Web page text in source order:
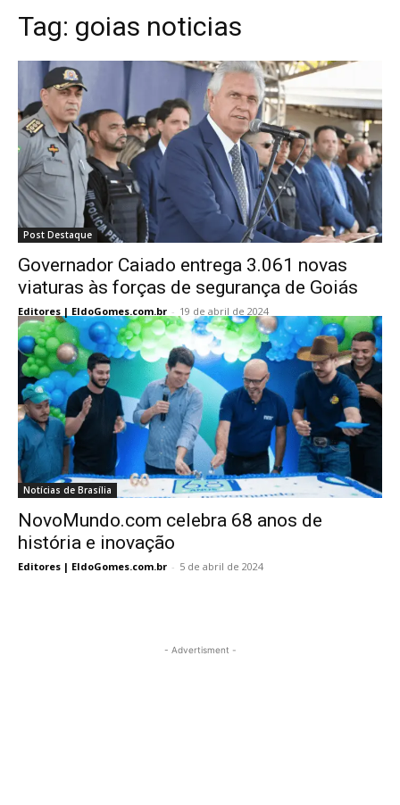
Tag: goias noticias
Post Destaque
Governador Caiado entrega 3.061 novas
viaturas às forças de segurança de Goiás
Editores | EldoGomes.com.br - 19 de abril de 2024
Notícias de Brasília
NovoMundo.com celebra 68 anos de
história e inovação
Editores | EldoGomes.com.br - 5 de abril de 2024
- Advertisment -